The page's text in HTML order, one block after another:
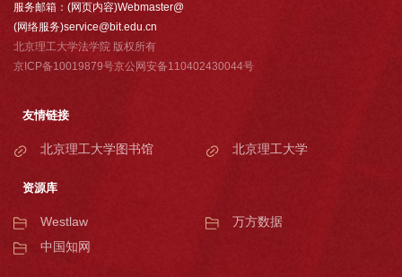
服务邮箱：(网页内容)Webmaster@
(网络服务)service@bit.edu.cn
北京理工大学法学院 版权所有
京ICP备10019879号京公网安备110402430044号
友情链接
北京理工大学图书馆 北京理工大学
资源库
Westlaw
万方数据
中国知网